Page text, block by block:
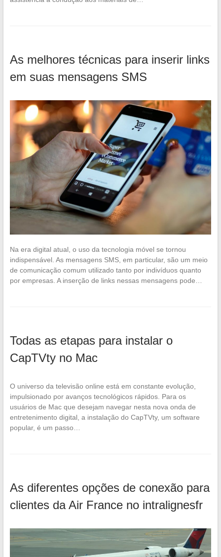
As melhores técnicas para inserir links
em suas mensagens SMS
Na era digital atual, o uso da tecnologia móvel se tornou
indispensável. As mensagens SMS, em particular, são um meio
de comunicação comum utilizado tanto por indivíduos quanto
por empresas. A inserção de links nessas mensagens pode…
Todas as etapas para instalar o
CapTVty no Mac
O universo da televisão online está em constante evolução,
impulsionado por avanços tecnológicos rápidos. Para os
usuários de Mac que desejam navegar nesta nova onda de
entretenimento digital, a instalação do CapTVty, um software
popular, é um passo…
As diferentes opções de conexão para
clientes da Air France no intralignesfr